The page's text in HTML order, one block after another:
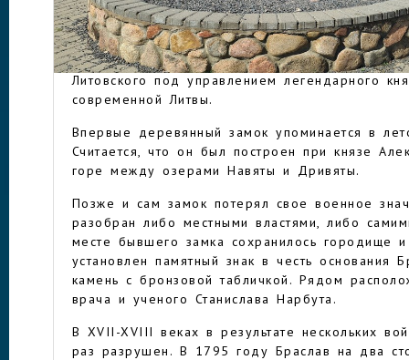
БРАСЛАВ
означает «брод».
Браславская крепость, ставшая ядром нового
на Замковой горе. Браслав почти сразу стал
Литовского под управлением легендарного
современной Литвы.
Впервые деревянный замок упоминается в
Считается, что он был построен при князе
горе между озерами Навяты и Дривяты.
Позже и сам замок потерял свое военное
разобран либо местными властями, либо
месте бывшего замка сохранилось городище
установлен памятный знак в честь основания
камень с бронзовой табличкой. Рядом
врача и ученого Станислава Нарбута.
В XVII-XVIII веках в результате нескольких
раз разрушен. В 1795 году Браслав на два